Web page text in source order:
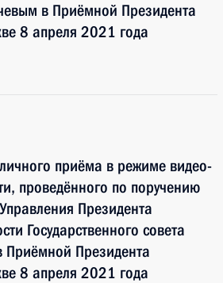
в Приёмной Президента
8 апреля 2021 года
приёма в режиме видео-
проведённого по поручению
Президента
Государственного совета
Президента
8 апреля 2021 года